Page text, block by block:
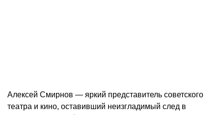
Алексей Смирнов — яркий представитель советского
театра и кино, оставивший неизгладимый след в